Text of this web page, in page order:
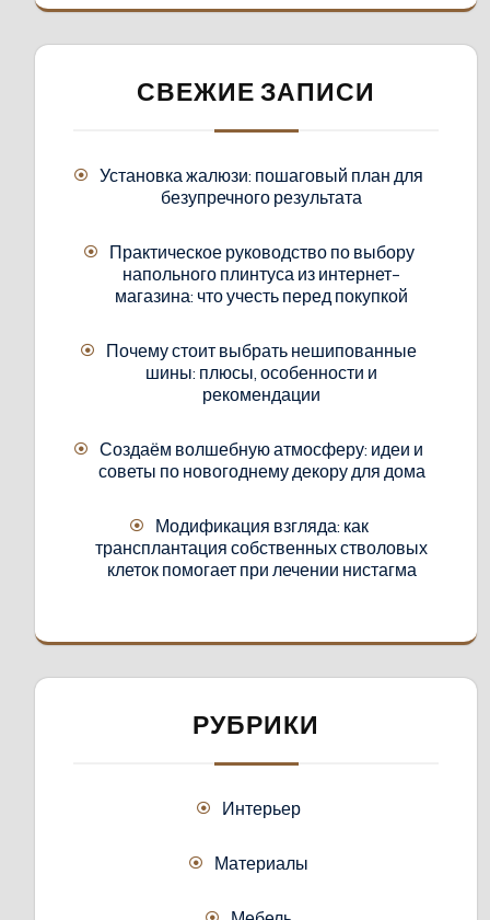
СВЕЖИЕ ЗАПИСИ
Установка жалюзи: пошаговый план для
безупречного результата
Практическое руководство по выбору
напольного плинтуса из интернет-
магазина: что учесть перед покупкой
Почему стоит выбрать нешипованные
шины: плюсы, особенности и
рекомендации
Создаём волшебную атмосферу: идеи и
советы по новогоднему декору для дома
Модификация взгляда: как
трансплантация собственных стволовых
клеток помогает при лечении нистагма
РУБРИКИ
Интерьер
Материалы